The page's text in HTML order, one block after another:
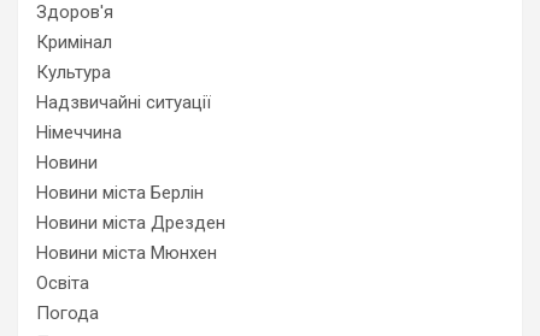
Здоров'я
Кримінал
Культура
Надзвичайні ситуації
Німеччина
Новини
Новини міста Берлін
Новини міста Дрезден
Новини міста Мюнхен
Освіта
Погода